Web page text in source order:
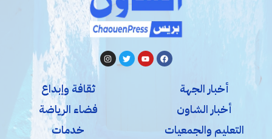
أخبار الجهة
أخبار الشاون
التعليم والجمعيات
ثقافة وإبداع
فضاء الرياضة
خدمات